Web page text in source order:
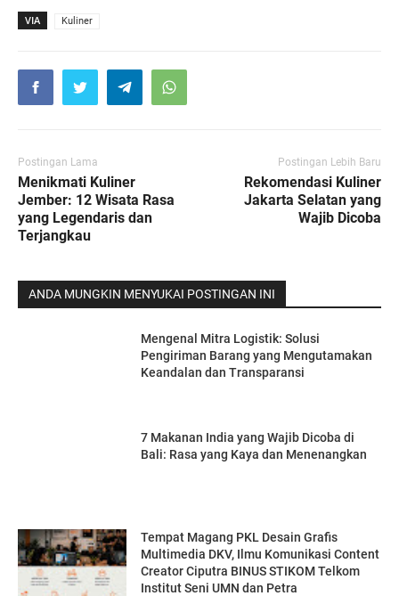
VIA Kuliner
Postingan Lama
Menikmati Kuliner
Jember: 12 Wisata Rasa
yang Legendaris dan
Terjangkau
Postingan Lebih Baru
Rekomendasi Kuliner
Jakarta Selatan yang
Wajib Dicoba
ANDA MUNGKIN MENYUKAI POSTINGAN INI
Mengenal Mitra Logistik: Solusi
Pengiriman Barang yang Mengutamakan
Keandalan dan Transparansi
7 Makanan India yang Wajib Dicoba di
Bali: Rasa yang Kaya dan Menenangkan
Tempat Magang PKL Desain Grafis
Multimedia DKV, Ilmu Komunikasi Content
Creator Ciputra BINUS STIKOM Telkom
Institut Seni UMN dan Petra